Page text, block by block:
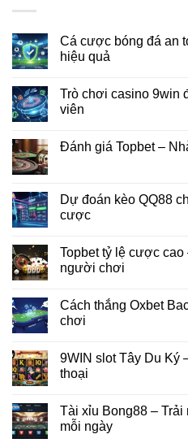
Cá cược bóng đá an
hiệu quả
Trò chơi casino 9win
viên
Đánh giá Topbet –
Dự đoán kèo QQ88
cược
Topbet tỷ lệ cược
người chơi
Cách thắng Oxbet
chơi
9WIN slot Tây Du Ký
thoại
Tài xỉu Bong88 –
mỗi ngày